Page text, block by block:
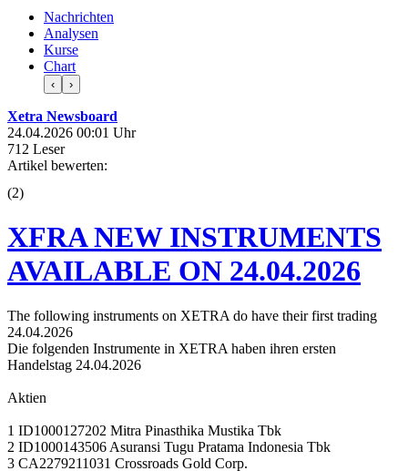
Nachrichten
Analysen
Kurse
Chart
‹ ›
Xetra Newsboard
24.04.2026 00:01 Uhr
712 Leser
Artikel bewerten:
(2)
XFRA NEW INSTRUMENTS
AVAILABLE ON 24.04.2026
The following instruments on XETRA do have their first trading
24.04.2026
Die folgenden Instrumente in XETRA haben ihren ersten
Handelstag 24.04.2026
Aktien
1 ID1000127202 Mitra Pinasthika Mustika Tbk
2 ID1000143506 Asuransi Tugu Pratama Indonesia Tbk
3 CA2279211031 Crossroads Gold Corp.